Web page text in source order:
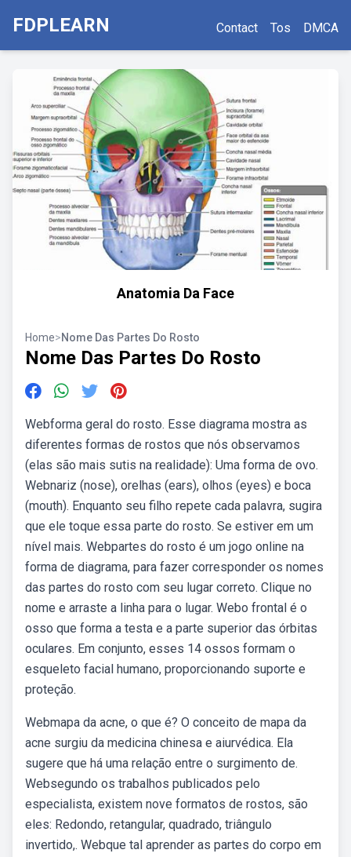
FDPLEARN Contact Tos DMCA
Anatomia Da Face
Home>Nome Das Partes Do Rosto
Nome Das Partes Do Rosto
Webforma geral do rosto. Esse diagrama mostra as
diferentes formas de rostos que nós observamos
(elas são mais sutis na realidade): Uma forma de ovo.
Webnariz (nose), orelhas (ears), olhos (eyes) e boca
(mouth). Enquanto seu filho repete cada palavra, sugira
que ele toque essa parte do rosto. Se estiver em um
nível mais. Webpartes do rosto é um jogo online na
forma de diagrama, para fazer corresponder os nomes
das partes do rosto com seu lugar correto. Clique no
nome e arraste a linha para o lugar. Webo frontal é o
osso que forma a testa e a parte superior das órbitas
oculares. Em conjunto, esses 14 ossos formam o
esqueleto facial humano, proporcionando suporte e
proteção.
Webmapa da acne, o que é? O conceito de mapa da
acne surgiu da medicina chinesa e aiurvédica. Ela
sugere que há uma relação entre o surgimento de.
Websegundo os trabalhos publicados pelo
especialista, existem nove formatos de rostos, são
eles: Redondo, retangular, quadrado, triângulo
invertido,. Webque tal aprender as partes do corpo em